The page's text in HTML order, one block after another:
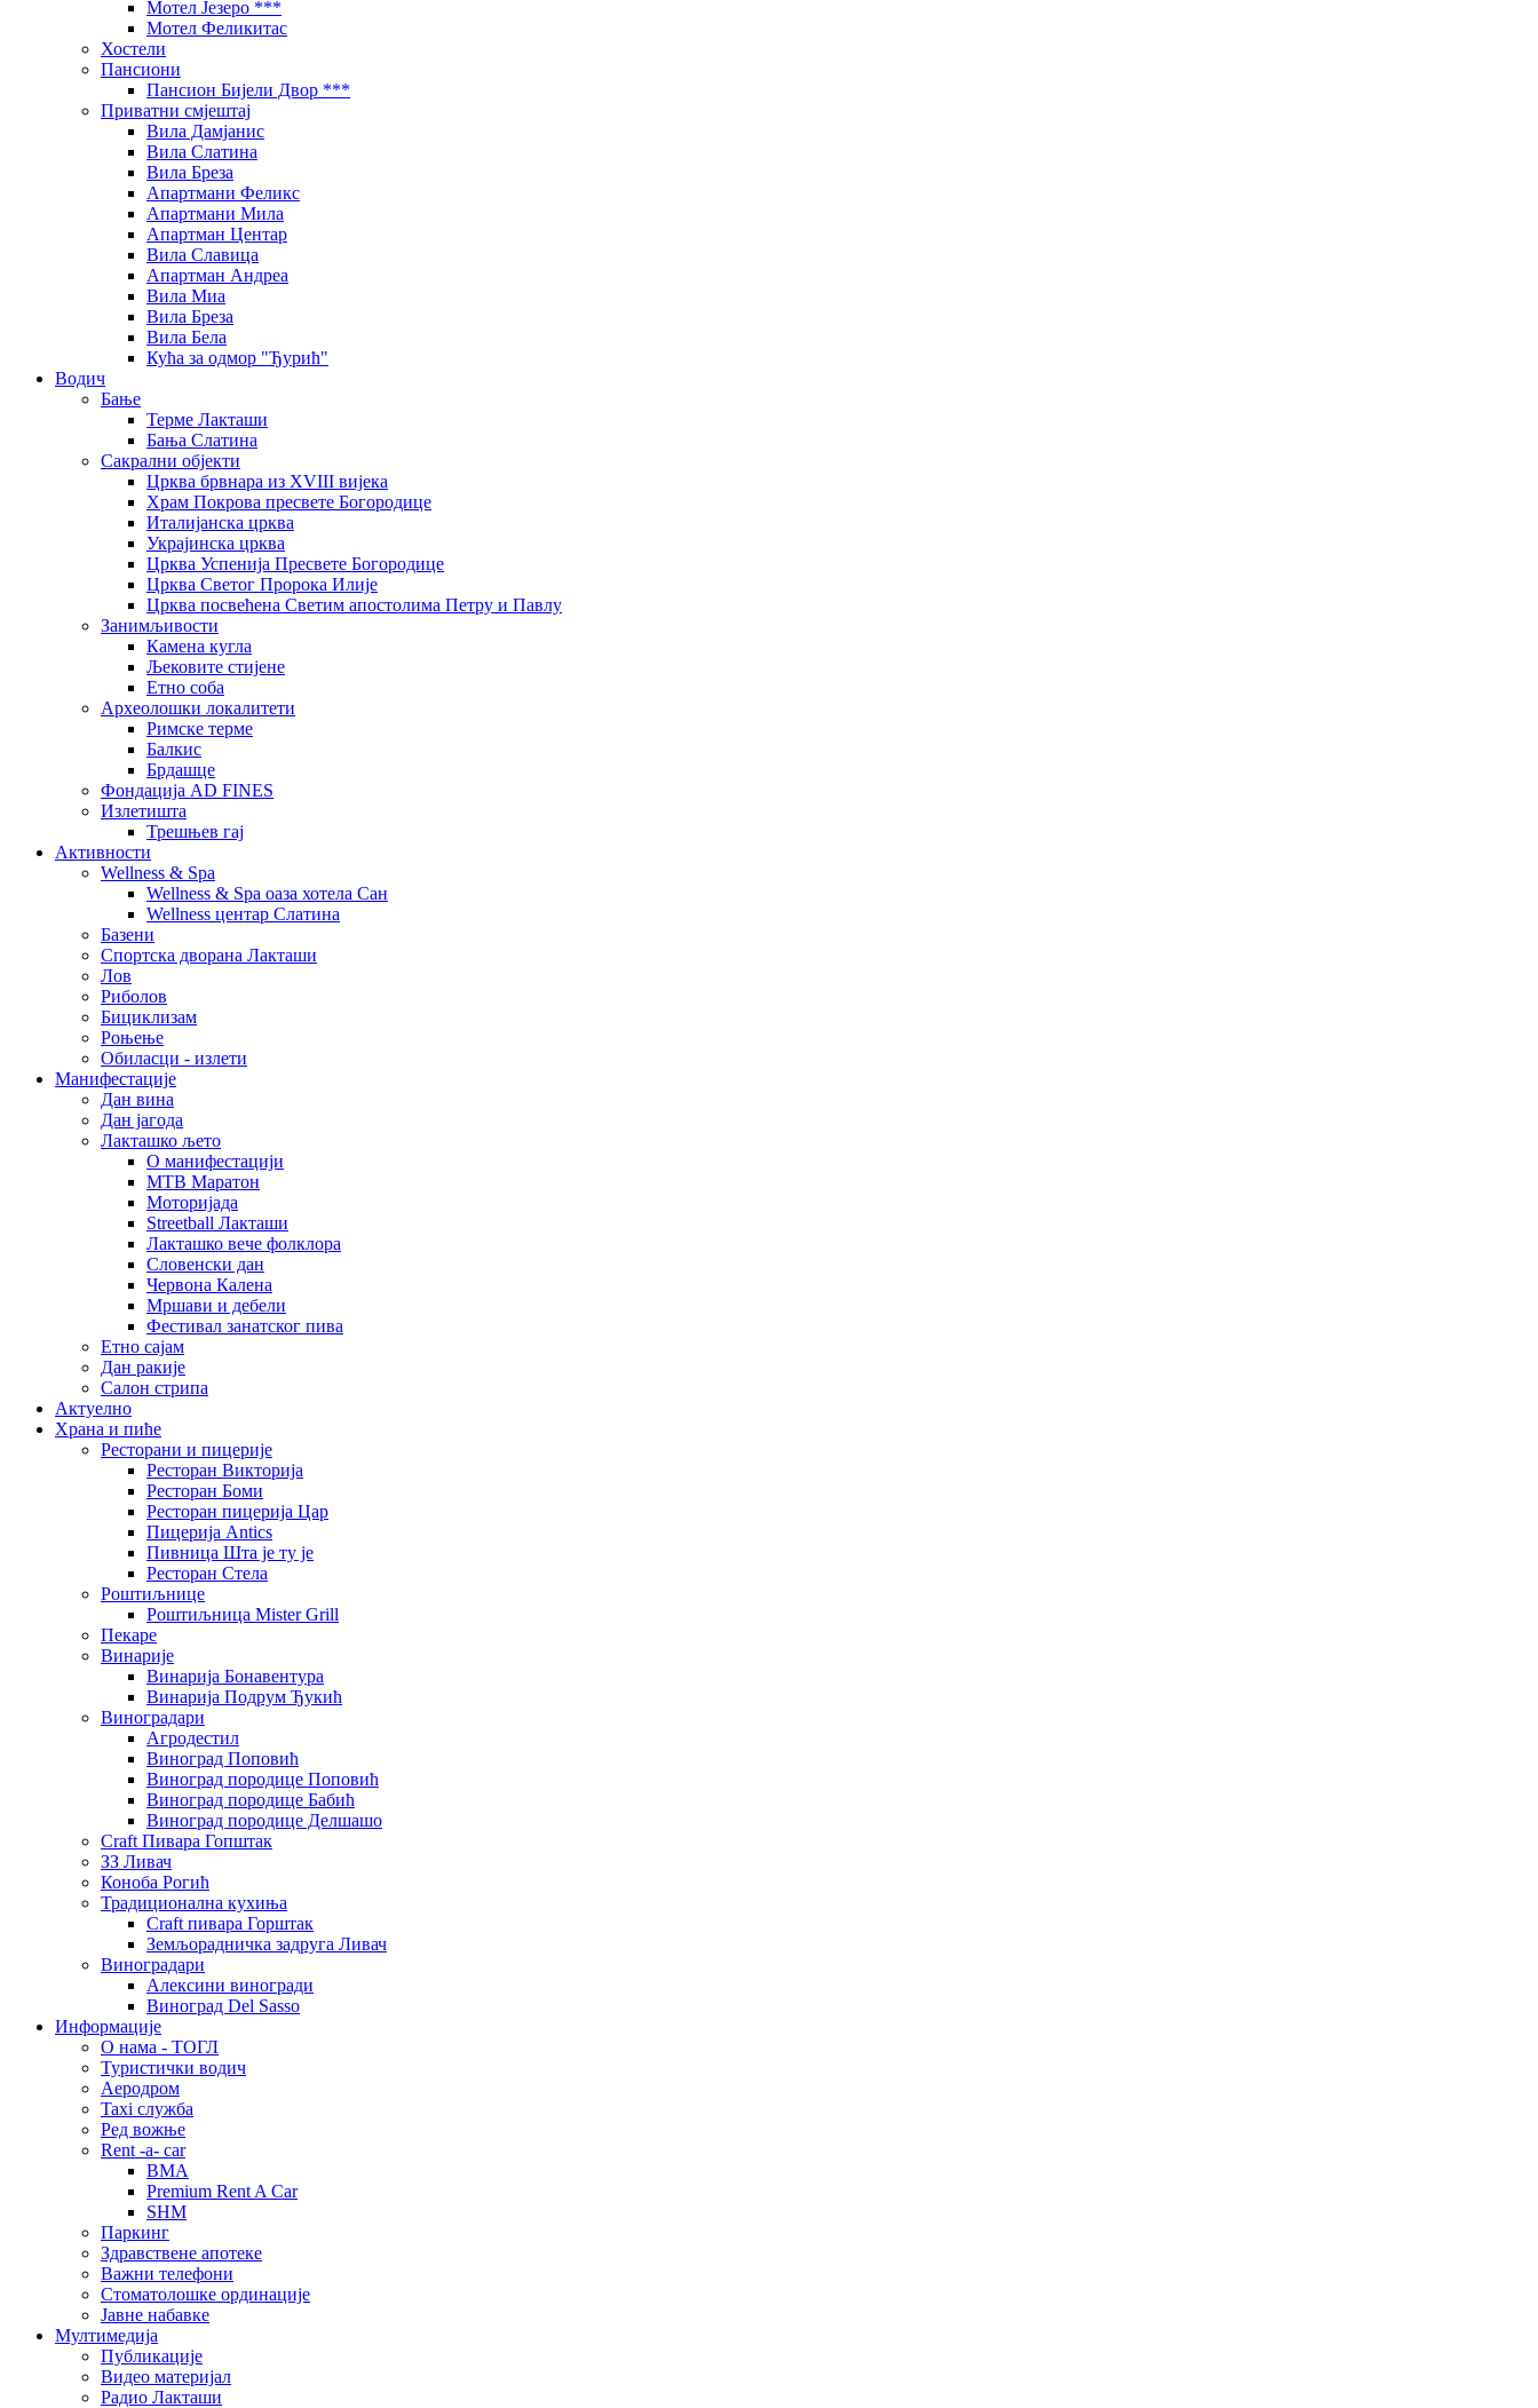
Мотел Језеро ***
Мотел Феликитас
Хостели
Пансиони
Пансион Бијели Двор ***
Приватни смјештај
Вила Дамјанис
Вила Слатина
Вила Бреза
Апартмани Феликс
Апартмани Мила
Апартман Центар
Вила Славица
Апартман Андреа
Вила Миа
Вила Бреза
Вила Бела
Кућа за одмор "Ђурић"
Водич
Бање
Терме Лакташи
Бања Слатина
Сакрални објекти
Црква брвнара из XVIII вијека
Храм Покрова пресвете Богородице
Италијанска црква
Украјинска црква
Црква Успенија Пресвете Богородице
Црква Светог Пророка Илије
Црква посвећена Светим апостолима Петру и Павлу
Занимљивости
Камена кугла
Љековите стијене
Етно соба
Археолошки локалитети
Римске терме
Балкис
Брдашце
Фондација AD FINES
Излетишта
Трешњев гај
Активности
Wellness & Spa
Wellness & Spa оаза хотела Сан
Wellness центар Слатина
Базени
Спортска дворана Лакташи
Лов
Риболов
Бициклизам
Роњење
Обиласци - излети
Манифестације
Дан вина
Дан јагода
Лакташко љето
О манифестацији
MTB Маратон
Моторијада
Streetball Лакташи
Лакташко вече фолклора
Словенски дан
Червона Калена
Мршави и дебели
Фестивал занатског пива
Етно сајам
Дан ракије
Салон стрипа
Актуелно
Храна и пиће
Ресторани и пицерије
Ресторан Викторија
Ресторан Боми
Ресторан пицерија Цар
Пицерија Аntics
Пивница Шта је ту је
Ресторан Стела
Роштиљнице
Роштиљница Mister Grill
Пекаре
Винарије
Винарија Бонавентура
Винарија Подрум Ђукић
Виноградари
Агродестил
Виноград Поповић
Виноград породице Поповић
Виноград породице Бабић
Виноград породице Делшашо
Craft Пивара Гопштак
ЗЗ Ливач
Коноба Рогић
Традиционална кухиња
Craft пивара Горштак
Земљорадничка задруга Ливач
Виноградари
Алексини виногради
Виноград Del Sasso
Информације
О нама - ТОГЛ
Туристички водич
Аеродром
Taxi служба
Ред вожње
Rent -a- car
BMA
Premium Rent A Car
SHM
Паркинг
Здравствене апотеке
Важни телефони
Стоматолошке ординације
Јавне набавке
Мултимедија
Публикације
Видео материјал
Радио Лакташи